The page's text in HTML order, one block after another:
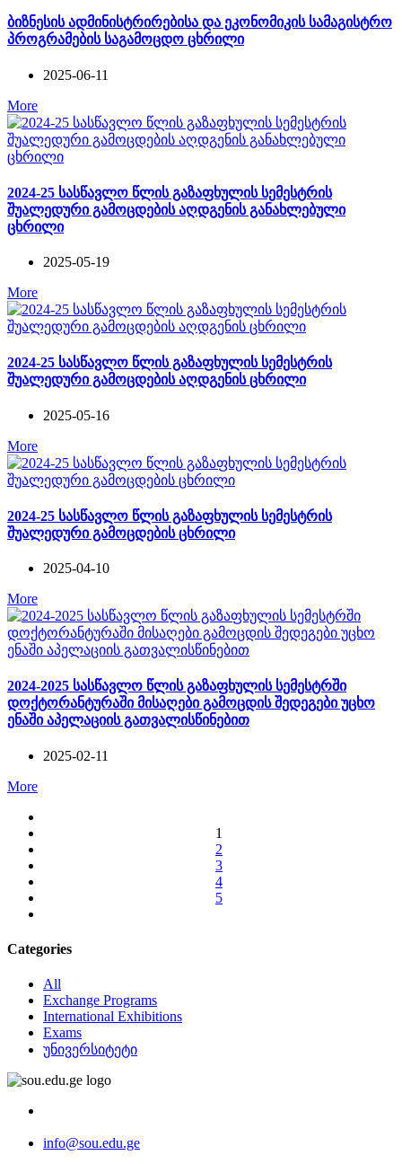
ბიზნესის ადმინისტრირებისა და ეკონომიკის სამაგისტრო
პროგრამების საგამოცდო ცხრილი
2025-06-11
More
2024-25 სასწავლო წლის გაზაფხულის სემესტრის
შუალედური გამოცდების აღდგენის განახლებული
ცხრილი
2025-05-19
More
2024-25 სასწავლო წლის გაზაფხულის სემესტრის
შუალედური გამოცდების აღდგენის ცხრილი
2025-05-16
More
2024-25 სასწავლო წლის გაზაფხულის სემესტრის
შუალედური გამოცდების ცხრილი
2025-04-10
More
2024-2025 სასწავლო წლის გაზაფხულის სემესტრში
დოქტორანტურაში მისაღები გამოცდის შედეგები უცხო
ენაში აპელაციის გათვალისწინებით
2025-02-11
More
1
2
3
4
5
Categories
All
Exchange Programs
International Exhibitions
Exams
უნივერსიტეტი
info@sou.edu.ge